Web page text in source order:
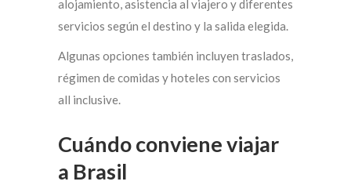
alojamiento, asistencia al viajero y diferentes
servicios según el destino y la salida elegida.
Algunas opciones también incluyen traslados,
régimen de comidas y hoteles con servicios
all inclusive.
Cuándo conviene viajar
a Brasil